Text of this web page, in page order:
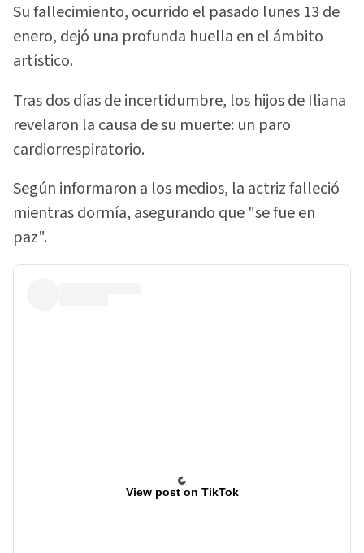
Su fallecimiento, ocurrido el pasado lunes 13 de
enero, dejó una profunda huella en el ámbito
artístico.
Tras dos días de incertidumbre, los hijos de Iliana
revelaron la causa de su muerte: un paro
cardiorrespiratorio.
Según informaron a los medios, la actriz falleció
mientras dormía, asegurando que "se fue en
paz".
View post on TikTok